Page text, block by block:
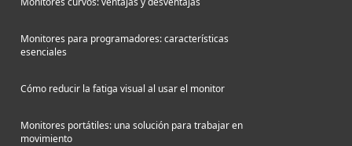
Monitores para programadores: características
esenciales
Cómo reducir la fatiga visual al usar el monitor
Monitores portátiles: una solución para trabajar en
movimiento